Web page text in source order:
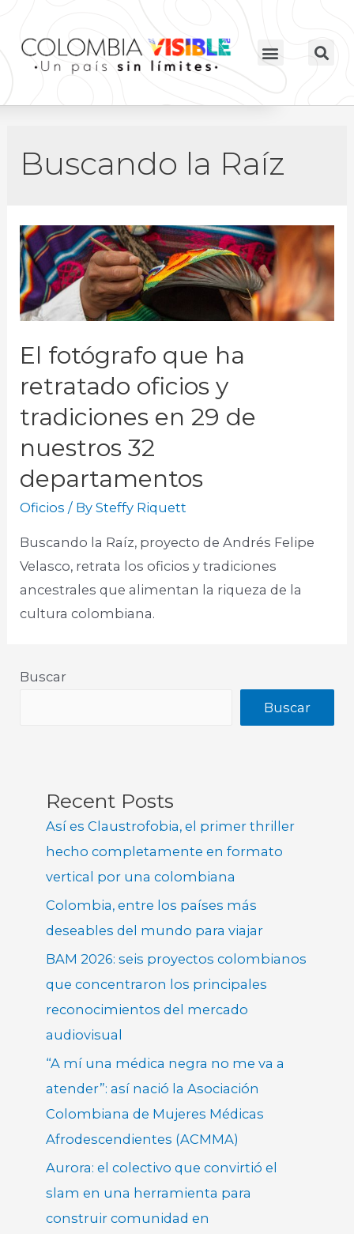
Buscando la Raíz
El fotógrafo que ha
retratado oficios y
tradiciones en 29 de
nuestros 32
departamentos
Oficios / BySteffy Riquett
Buscando la Raíz, proyecto de Andrés Felipe
Velasco, retrata los oficios y tradiciones
ancestrales que alimentan la riqueza de la
cultura colombiana.
Buscar
Buscar
Recent Posts
Así es Claustrofobia, el primer thriller
hecho completamente en formato
vertical por una colombiana
Colombia, entre los países más
deseables del mundo para viajar
BAM 2026: seis proyectos colombianos
que concentraron los principales
reconocimientos del mercado
audiovisual
“A mí una médica negra no me va a
atender”: así nació la Asociación
Colombiana de Mujeres Médicas
Afrodescendientes (ACMMA)
Aurora: el colectivo que convirtió el
slam en una herramienta para
construir comunidad en